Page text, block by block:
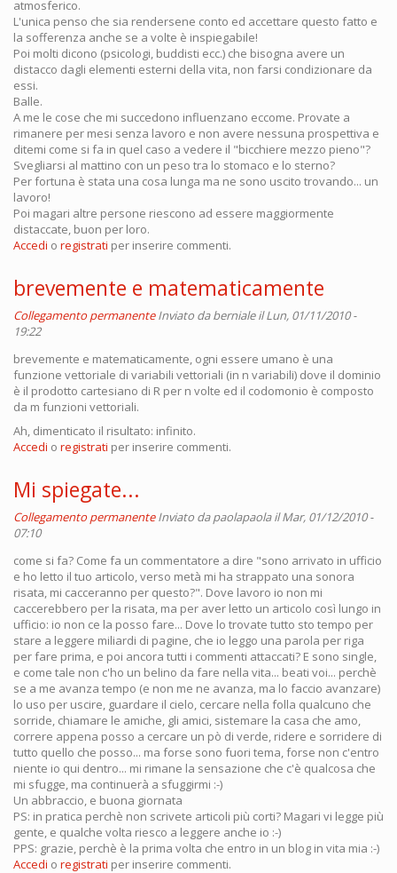
atmosferico.
L'unica penso che sia rendersene conto ed accettare questo fatto e
la sofferenza anche se a volte è inspiegabile!
Poi molti dicono (psicologi, buddisti ecc.) che bisogna avere un
distacco dagli elementi esterni della vita, non farsi condizionare da
essi.
Balle.
A me le cose che mi succedono influenzano eccome. Provate a
rimanere per mesi senza lavoro e non avere nessuna prospettiva e
ditemi come si fa in quel caso a vedere il "bicchiere mezzo pieno"?
Svegliarsi al mattino con un peso tra lo stomaco e lo sterno?
Per fortuna è stata una cosa lunga ma ne sono uscito trovando... un
lavoro!
Poi magari altre persone riescono ad essere maggiormente
distaccate, buon per loro.
Accedi o registrati per inserire commenti.
brevemente e matematicamente
Collegamento permanente Inviato dabernialeil Lun, 01/11/2010 -
19:22
brevemente e matematicamente, ogni essere umano è una
funzione vettoriale di variabili vettoriali (in n variabili) dove il dominio
è il prodotto cartesiano di R per n volte ed il codomonio è composto
da m funzioni vettoriali.
Ah, dimenticato il risultato: infinito.
Accedi o registrati per inserire commenti.
Mi spiegate...
Collegamento permanente Inviato dapaolapaolail Mar, 01/12/2010 -
07:10
come si fa? Come fa un commentatore a dire "sono arrivato in ufficio
e ho letto il tuo articolo, verso metà mi ha strappato una sonora
risata, mi cacceranno per questo?". Dove lavoro io non mi
caccerebbero per la risata, ma per aver letto un articolo così lungo in
ufficio: io non ce la posso fare... Dove lo trovate tutto sto tempo per
stare a leggere miliardi di pagine, che io leggo una parola per riga
per fare prima, e poi ancora tutti i commenti attaccati? E sono single,
e come tale non c'ho un belino da fare nella vita... beati voi... perchè
se a me avanza tempo (e non me ne avanza, ma lo faccio avanzare)
lo uso per uscire, guardare il cielo, cercare nella folla qualcuno che
sorride, chiamare le amiche, gli amici, sistemare la casa che amo,
correre appena posso a cercare un pò di verde, ridere e sorridere di
tutto quello che posso... ma forse sono fuori tema, forse non c'entro
niente io qui dentro... mi rimane la sensazione che c'è qualcosa che
mi sfugge, ma continuerà a sfuggirmi :-)
Un abbraccio, e buona giornata
PS: in pratica perchè non scrivete articoli più corti? Magari vi legge più
gente, e qualche volta riesco a leggere anche io :-)
PPS: grazie, perchè è la prima volta che entro in un blog in vita mia :-)
Accedi o registrati per inserire commenti.